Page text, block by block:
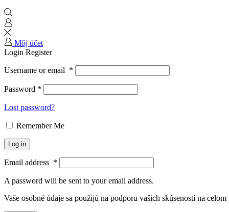
Môj účet
Login Register
Username or email *
Password *
Lost password?
Remember Me
Log in
Email address *
A password will be sent to your email address.
Vaše osobné údaje sa použijú na podporu vašich skúseností na